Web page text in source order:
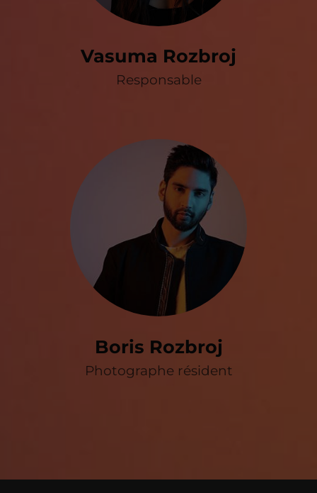
Vasuma Rozbroj
Responsable
Boris Rozbroj
Photographe résident